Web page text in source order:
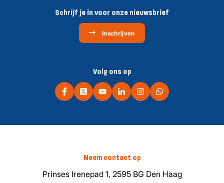
Schrijf je in voor onze nieuwsbrief
Inschrijven
Volg ons op
Neem contact op
Prinses Irenepad 1, 2595 BG Den Haag